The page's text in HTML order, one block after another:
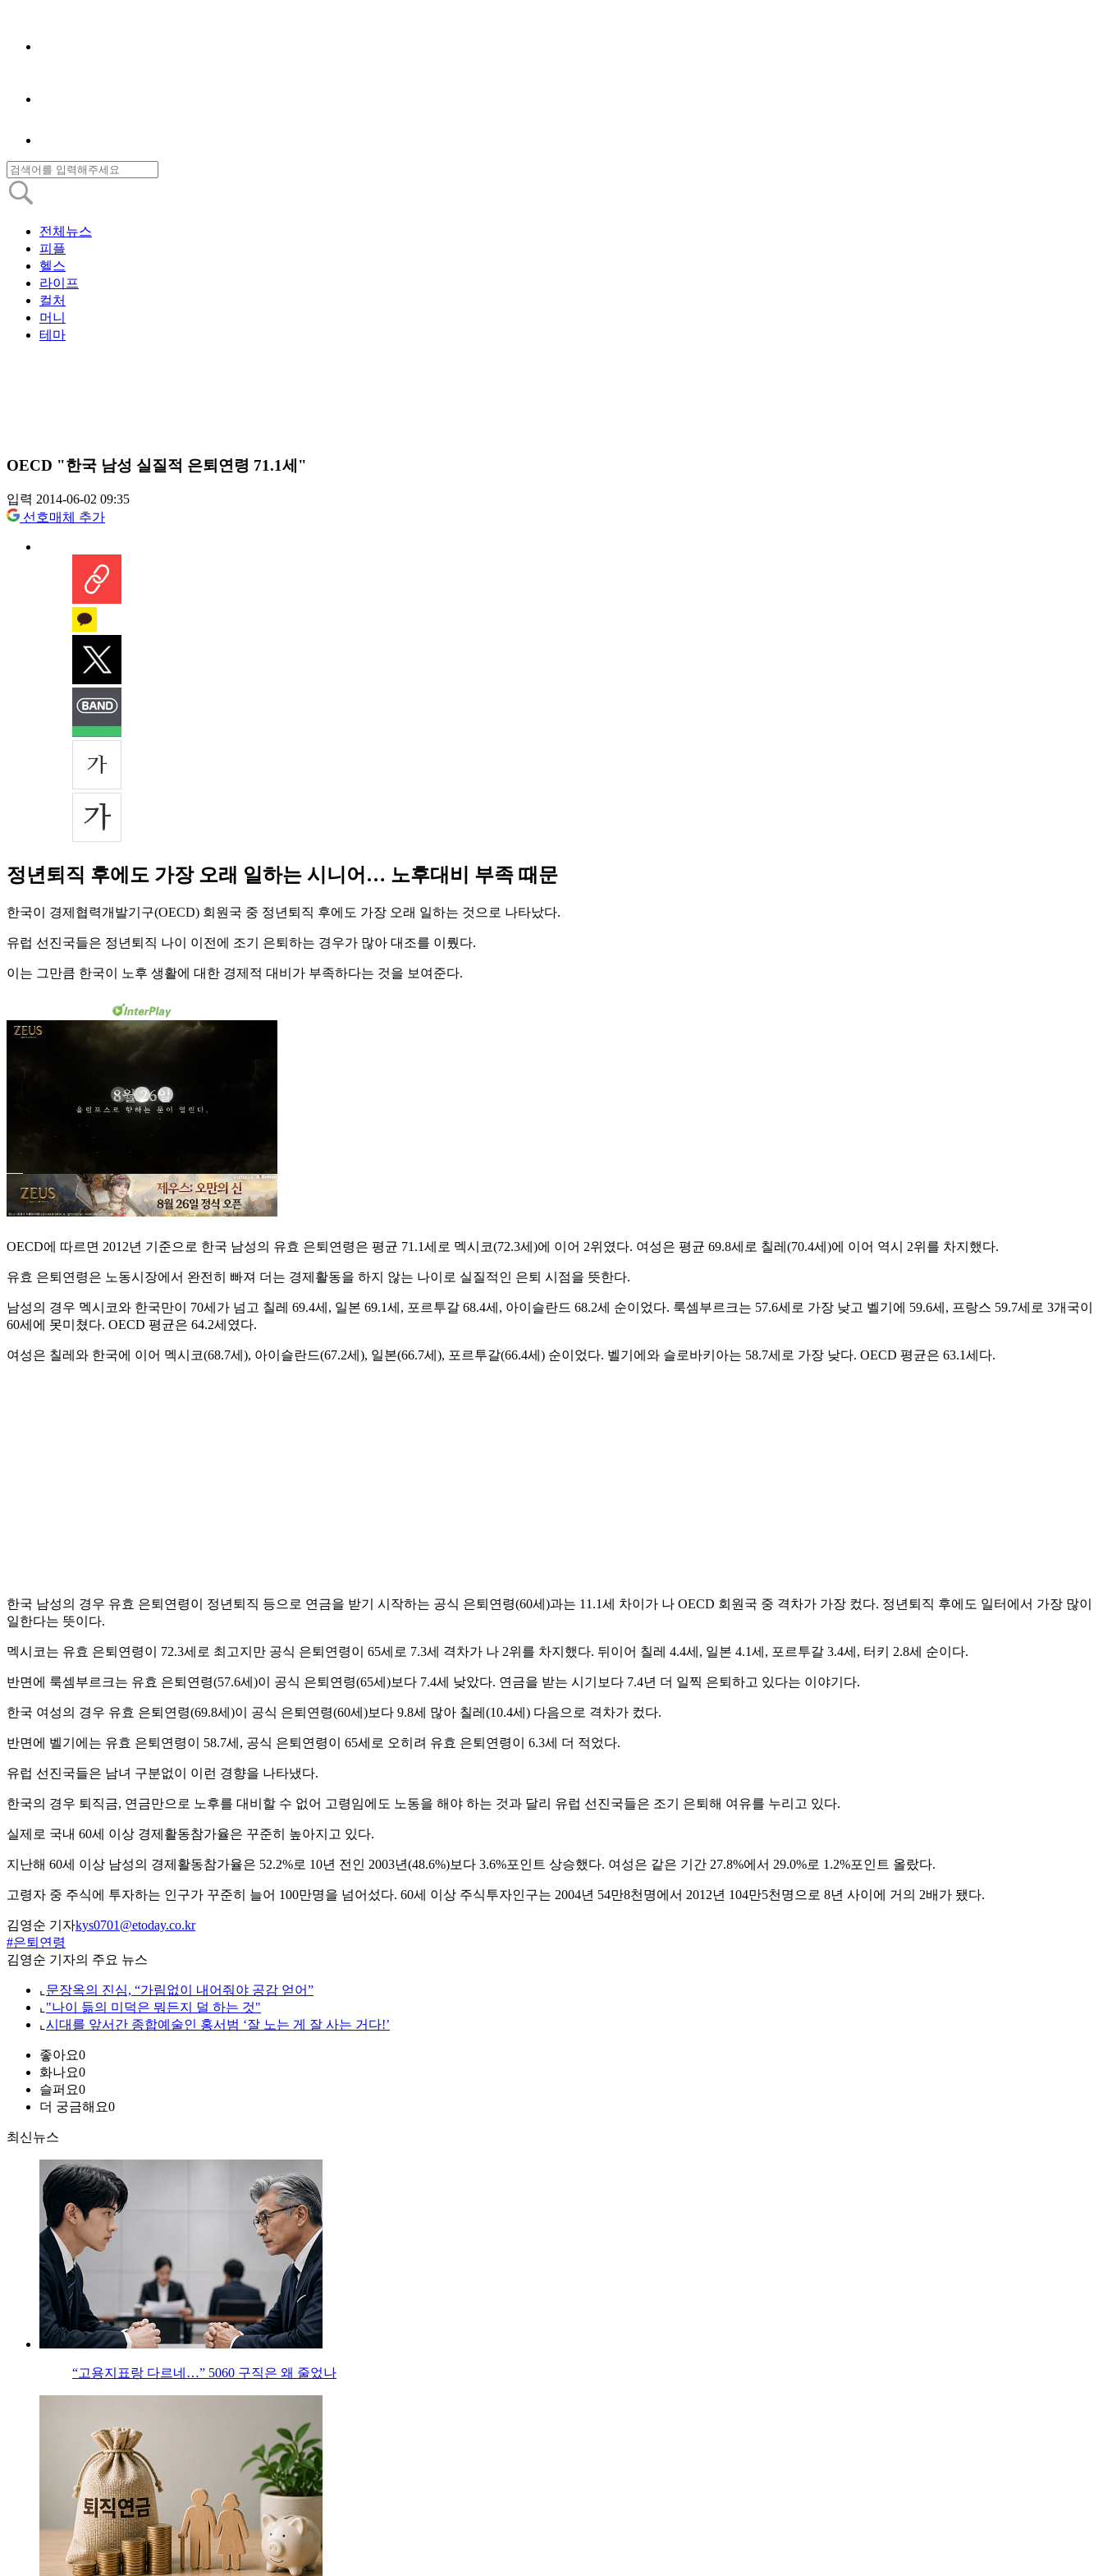
전체뉴스
피플
헬스
라이프
컬처
머니
테마
OECD "한국 남성 실질적 은퇴연령 71.1세"
입력 2014-06-02 09:35
선호매체 추가
정년퇴직 후에도 가장 오래 일하는 시니어… 노후대비 부족 때문
한국이 경제협력개발기구(OECD) 회원국 중 정년퇴직 후에도 가장 오래 일하는 것으로 나타났다.
유럽 선진국들은 정년퇴직 나이 이전에 조기 은퇴하는 경우가 많아 대조를 이뤘다.
이는 그만큼 한국이 노후 생활에 대한 경제적 대비가 부족하다는 것을 보여준다.
OECD에 따르면 2012년 기준으로 한국 남성의 유효 은퇴연령은 평균 71.1세로 멕시코(72.3세)에 이어 2위였다. 여성은 평균 69.8세로 칠레(70.4세)에 이어 역시 2위를 차지했다.
유효 은퇴연령은 노동시장에서 완전히 빠져 더는 경제활동을 하지 않는 나이로 실질적인 은퇴 시점을 뜻한다.
남성의 경우 멕시코와 한국만이 70세가 넘고 칠레 69.4세, 일본 69.1세, 포르투갈 68.4세, 아이슬란드 68.2세 순이었다. 룩셈부르크는 57.6세로 가장 낮고 벨기에 59.6세, 프랑스 59.7세로 3개국이
60세에 못미쳤다. OECD 평균은 64.2세였다.
여성은 칠레와 한국에 이어 멕시코(68.7세), 아이슬란드(67.2세), 일본(66.7세), 포르투갈(66.4세) 순이었다. 벨기에와 슬로바키아는 58.7세로 가장 낮다. OECD 평균은 63.1세다.
한국 남성의 경우 유효 은퇴연령이 정년퇴직 등으로 연금을 받기 시작하는 공식 은퇴연령(60세)과는 11.1세 차이가 나 OECD 회원국 중 격차가 가장 컸다. 정년퇴직 후에도 일터에서 가장 많이
일한다는 뜻이다.
멕시코는 유효 은퇴연령이 72.3세로 최고지만 공식 은퇴연령이 65세로 7.3세 격차가 나 2위를 차지했다. 뒤이어 칠레 4.4세, 일본 4.1세, 포르투갈 3.4세, 터키 2.8세 순이다.
반면에 룩셈부르크는 유효 은퇴연령(57.6세)이 공식 은퇴연령(65세)보다 7.4세 낮았다. 연금을 받는 시기보다 7.4년 더 일찍 은퇴하고 있다는 이야기다.
한국 여성의 경우 유효 은퇴연령(69.8세)이 공식 은퇴연령(60세)보다 9.8세 많아 칠레(10.4세) 다음으로 격차가 컸다.
반면에 벨기에는 유효 은퇴연령이 58.7세, 공식 은퇴연령이 65세로 오히려 유효 은퇴연령이 6.3세 더 적었다.
유럽 선진국들은 남녀 구분없이 이런 경향을 나타냈다.
한국의 경우 퇴직금, 연금만으로 노후를 대비할 수 없어 고령임에도 노동을 해야 하는 것과 달리 유럽 선진국들은 조기 은퇴해 여유를 누리고 있다.
실제로 국내 60세 이상 경제활동참가율은 꾸준히 높아지고 있다.
지난해 60세 이상 남성의 경제활동참가율은 52.2%로 10년 전인 2003년(48.6%)보다 3.6%포인트 상승했다. 여성은 같은 기간 27.8%에서 29.0%로 1.2%포인트 올랐다.
고령자 중 주식에 투자하는 인구가 꾸준히 늘어 100만명을 넘어섰다. 60세 이상 주식투자인구는 2004년 54만8천명에서 2012년 104만5천명으로 8년 사이에 거의 2배가 됐다.
김영순 기자kys0701@etoday.co.kr
#은퇴연령
김영순 기자의 주요 뉴스
⌞ 문장옥의 진심, “가림없이 내어줘야 공감 얻어”
⌞ "나이 듦의 미덕은 뭐든지 덜 하는 것"
⌞ 시대를 앞서간 종합예술인 홍서범 ‘잘 노는 게 잘 사는 거다!’
좋아요0
화나요0
슬퍼요0
더 궁금해요0
최신뉴스
“고용지표랑 다르네…” 5060 구직은 왜 줄었나